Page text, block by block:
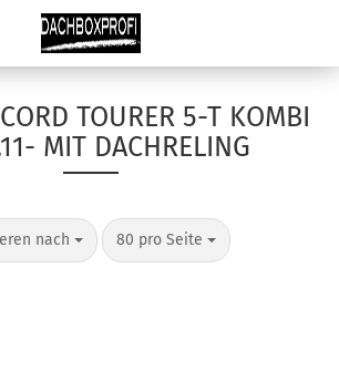
TOURER 5-T KOMBI
MIT DACHRELING
nach 80 pro Seite